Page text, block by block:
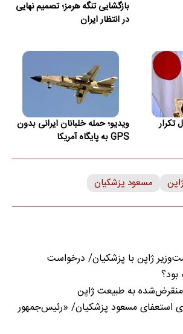
بازگشایی تنگه هرمز؛ تصمیم نهایی
در انتظار ایران
تکرار
ویدیو؛ حمله خلبانان ایرانی بدون
GPS به پایگاه آمریکا
مسعود پزشکیان
ژاپن با پزشکیان/ درخواست
بود؟
به طبیعت ژاپن
استعفای مسعود پزشکیان/ «رئیس‌جمهور